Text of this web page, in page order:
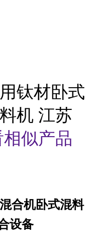
钛材卧式
机 江苏
似产品
合机卧式混料
设备